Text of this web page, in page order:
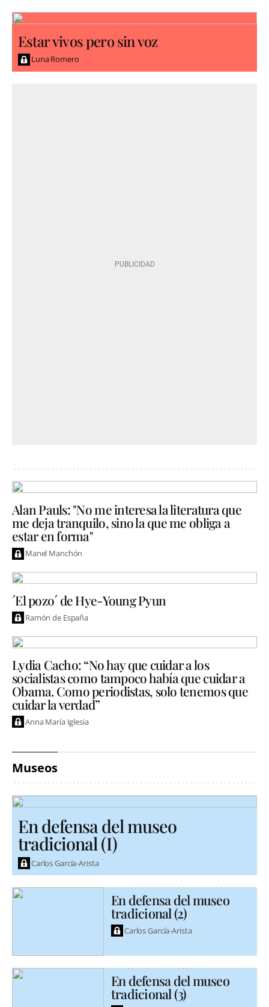
Estar vivos pero sin voz
Luna Romero
Alan Pauls: "No me interesa la literatura que
me deja tranquilo, sino la que me obliga a
estar en forma"
Manel Manchón
´El pozo´ de Hye-Young Pyun
Ramón de España
Lydia Cacho: “No hay que cuidar a los
socialistas como tampoco había que cuidar a
Obama. Como periodistas, solo tenemos que
cuidar la verdad”
Anna María Iglesia
Museos
En defensa del museo
tradicional (I)
Carlos García-Arista
En defensa del museo
tradicional (2)
Carlos García-Arista
En defensa del museo
tradicional (3)